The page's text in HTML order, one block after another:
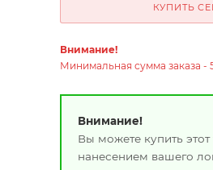
КУПИТЬ
Внимание!
Минимальная сумма заказа -
Внимание!
Вы можете купить этот
нанесением вашего